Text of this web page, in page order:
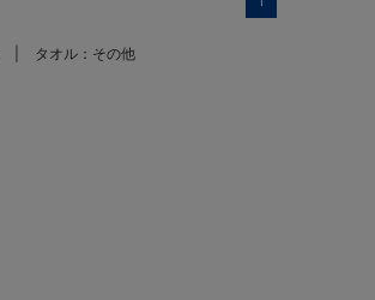
タオル：その他